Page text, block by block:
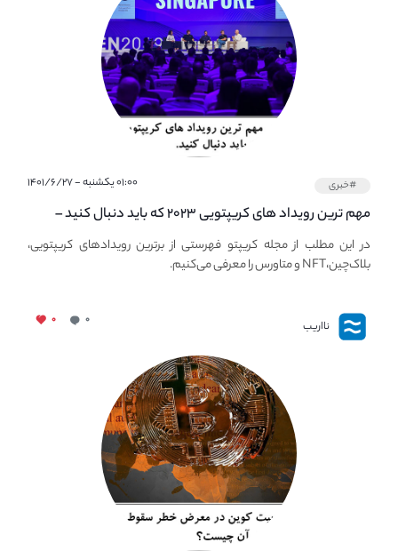
#خبری ۰۱:۰۰ یکشنبه - ۱۴۰۱/۶/۲۷
مهم ترین رویداد های کریپتویی ۲۰۲۳ که باید دنبال کنید –
معرفی بهترین رویداد های جهانی
در این مطلب از مجله کریپتو فهرستی از برترین رویدادهای کریپتویی،
بلاک‌چین،NFT و متاورس را معرفی می‌کنیم.
نااریب ۰ ۰